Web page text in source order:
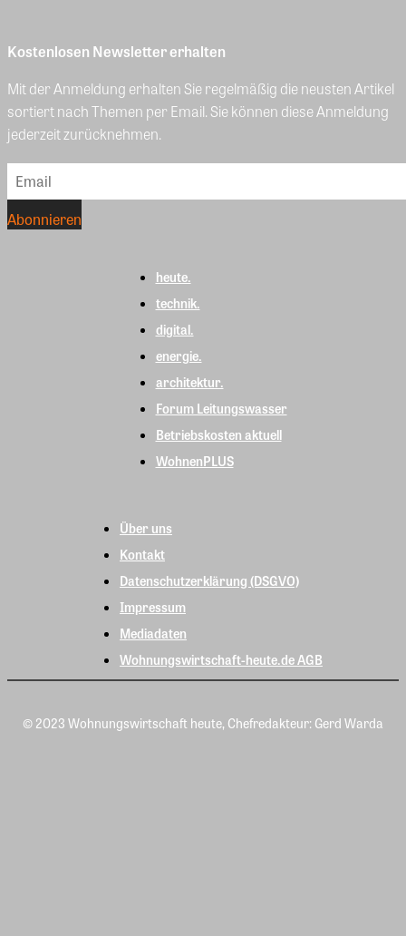
Kostenlosen Newsletter erhalten
Mit der Anmeldung erhalten Sie regelmäßig die neusten Artikel
sortiert nach Themen per Email. Sie können diese Anmeldung
jederzeit zurücknehmen.
heute.
technik.
digital.
energie.
architektur.
Forum Leitungswasser
Betriebskosten aktuell
WohnenPLUS
Über uns
Kontakt
Datenschutzerklärung (DSGVO)
Impressum
Mediadaten
Wohnungswirtschaft-heute.de AGB
© 2023 Wohnungswirtschaft heute, Chefredakteur: Gerd Warda